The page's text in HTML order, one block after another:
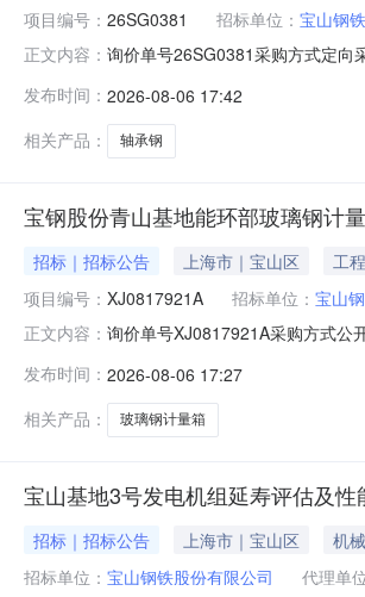
项目编号： 26SG0381 招标单位： 宝山钢
正文内容： 询价单号26SG0381采购方式定向
款：钢管特钢事业部轴承钢能力
发布时间： 2026-08-06 17:42
相关产品：
轴承钢
宝钢股份青山基地能环部玻璃钢计
招标｜招标公告 上海市｜宝山区 工
项目编号： XJ0817921A 招标单位： 宝山
正文内容： 询价单号XJ0817921A采购方式公
理;原始制造厂:无;部件号:无
发布时间： 2026-08-06 17:27
相关产品：
玻璃钢计量箱
宝山基地3号发电机组延寿评估及
招标｜招标公告 上海市｜宝山区 机
招标单位： 宝山钢铁股份有限公司 代理单